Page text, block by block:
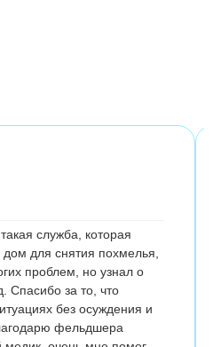
служба, которая
для снятия похмелья,
проблем, но узнал о
Спасибо за то, что
без осуждения и
фельдшера